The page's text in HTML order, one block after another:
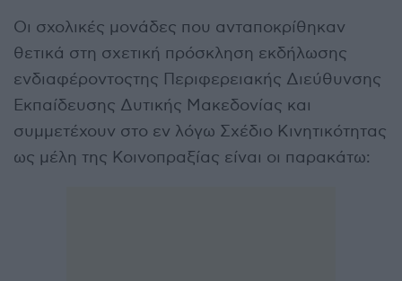
Οι σχολικές μονάδες που ανταποκρίθηκαν
θετικά στη σχετική πρόσκληση εκδήλωσης
ενδιαφέροντοςτης Περιφερειακής Διεύθυνσης
Εκπαίδευσης Δυτικής Μακεδονίας και
συμμετέχουν στο εν λόγω Σχέδιο Κινητικότητας
ως μέλη της Κοινοπραξίας είναι οι παρακάτω: